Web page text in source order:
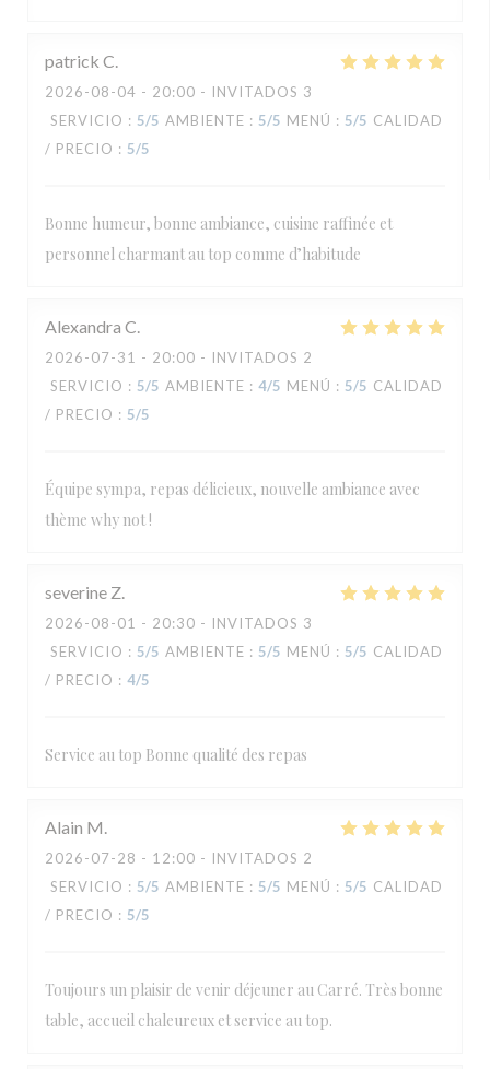
patrick C
2026-08-04 - 20:00 - INVITADOS 3
SERVICIO : 5/5 AMBIENTE : 5/5 MENÚ : 5/5 CALIDAD
/ PRECIO : 5/5
Bonne humeur, bonne ambiance, cuisine raffinée et
personnel charmant au top comme d’habitude
Alexandra C
2026-07-31 - 20:00 - INVITADOS 2
SERVICIO : 5/5 AMBIENTE : 4/5 MENÚ : 5/5 CALIDAD
/ PRECIO : 5/5
Équipe sympa, repas délicieux, nouvelle ambiance avec
thème why not !
severine Z
2026-08-01 - 20:30 - INVITADOS 3
SERVICIO : 5/5 AMBIENTE : 5/5 MENÚ : 5/5 CALIDAD
/ PRECIO : 4/5
Service au top Bonne qualité des repas
Alain M
2026-07-28 - 12:00 - INVITADOS 2
SERVICIO : 5/5 AMBIENTE : 5/5 MENÚ : 5/5 CALIDAD
/ PRECIO : 5/5
Toujours un plaisir de venir déjeuner au Carré. Très bonne
table, accueil chaleureux et service au top.